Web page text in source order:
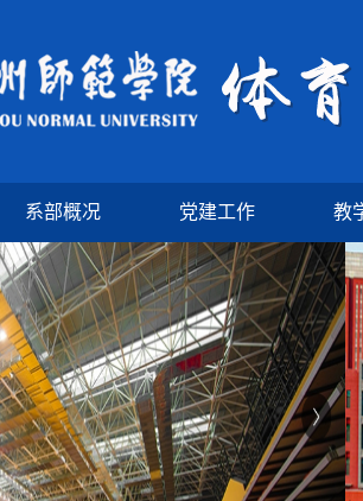
系部概况 党建工作 教